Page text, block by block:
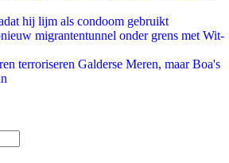
hij lijm als condoom gebruikt
migrantentunnel onder grens met Wit-
terroriseren Galderse Meren, maar Boa's